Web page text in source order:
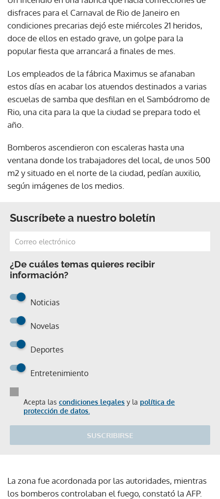
disfraces para el Carnaval de Rio de Janeiro en
condiciones precarias dejó este miércoles 21 heridos,
doce de ellos en estado grave, un golpe para la
popular fiesta que arrancará a finales de mes.
Los empleados de la fábrica Maximus se afanaban
estos días en acabar los atuendos destinados a varias
escuelas de samba que desfilan en el Sambódromo de
Rio, una cita para la que la ciudad se prepara todo el
año.
Bomberos ascendieron con escaleras hasta una
ventana donde los trabajadores del local, de unos 500
m2 y situado en el norte de la ciudad, pedían auxilio,
según imágenes de los medios.
Suscríbete a nuestro boletín
¿De cuáles temas quieres recibir
información?
Noticias
Novelas
Deportes
Entretenimiento
Acepta las condiciones legales y la política de
protección de datos.
SUSCRIBIRSE
La zona fue acordonada por las autoridades, mientras
los bomberos controlaban el fuego, constató la AFP.